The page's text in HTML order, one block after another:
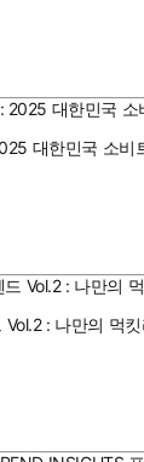
대한민국 소비
: 나만의 먹